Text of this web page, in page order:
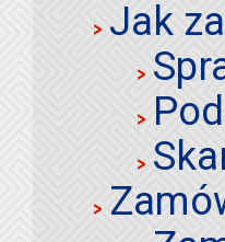
Jak